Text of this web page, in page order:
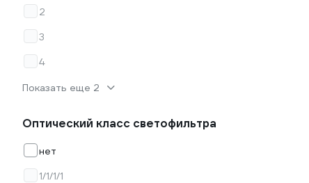
2
3
4
Показать еще 2
Оптический класс светофильтра
нет
1/1/1/1